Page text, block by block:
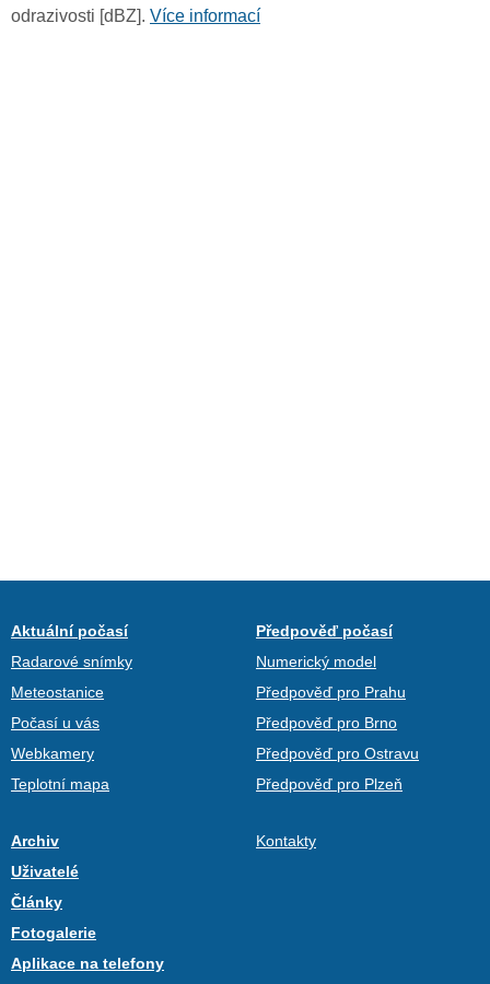
odrazivosti [dBZ]. Více informací
Aktuální počasí
Radarové snímky
Meteostanice
Počasí u vás
Webkamery
Teplotní mapa
Předpověď počasí
Numerický model
Předpověď pro Prahu
Předpověď pro Brno
Předpověď pro Ostravu
Předpověď pro Plzeň
Archiv
Uživatelé
Články
Fotogalerie
Aplikace na telefony
Kontakty